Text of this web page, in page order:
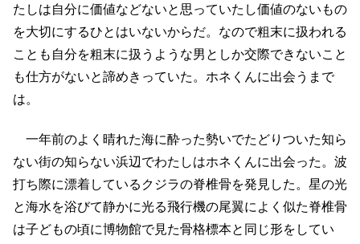
たしは自分に価値などないと思っていたし価値のないもの
を大切にするひとはいないからだ。なので粗末に扱われる
ことも自分を粗末に扱うような男としか交際できないこと
も仕方がないと諦めきっていた。ホネくんに出会うまで
は。
一年前のよく晴れた海に酔った勢いでたどりついた知ら
ない街の知らない浜辺でわたしはホネくんに出会った。波
打ち際に漂着しているクジラの脊椎骨を発見した。星の光
と海水を浴びて静かに光る飛行機の尾翼によく似た脊椎骨
は子どもの頃に博物館で見た骨格標本と同じ形をしてい